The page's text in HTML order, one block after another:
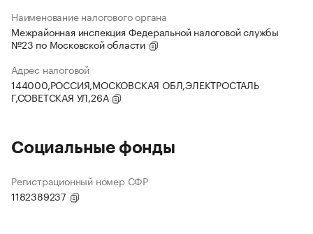
Наименование налогового органа
Межрайонная инспекция Федеральной налоговой службы
№23 по Московской области
Адрес налоговой
144000,РОССИЯ,МОСКОВСКАЯ ОБЛ,ЭЛЕКТРОСТАЛЬ
Г,СОВЕТСКАЯ УЛ,26А
Социальные фонды
Регистрационный номер СФР
1182389237